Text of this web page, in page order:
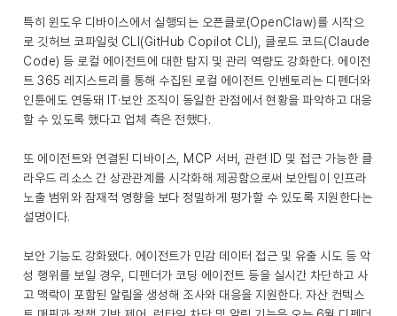
특히 윈도우 디바이스에서 실행되는 오픈클로(OpenClaw)를 시작으
로 깃허브 코파일럿 CLI(GitHub Copilot CLI), 클로드 코드(Claude
Code) 등 로컬 에이전트에 대한 탐지 및 관리 역량도 강화한다. 에이전
트 365 레지스트리를 통해 수집된 로컬 에이전트 인벤토리는 디펜더와
인튠에도 연동돼 IT·보안 조직이 동일한 관점에서 현황을 파악하고 대응
할 수 있도록 했다고 업체 측은 전했다.
또 에이전트와 연결된 디바이스, MCP 서버, 관련 ID 및 접근 가능한 클
라우드 리소스 간 상관관계를 시각화해 제공함으로써 보안팀이 인프라
노출 범위와 잠재적 영향을 보다 정밀하게 평가할 수 있도록 지원한다는
설명이다.
보안 기능도 강화됐다. 에이전트가 민감 데이터 접근 및 유출 시도 등 악
성 행위를 보일 경우, 디펜더가 코딩 에이전트 등을 실시간 차단하고 사
고 맥락이 포함된 알림을 생성해 조사와 대응을 지원한다. 자산 컨텍스